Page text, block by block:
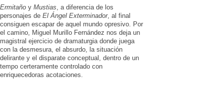
Ermitaño y Mustias , a diferencia de los
personajes de El Ángel Exterminador, al final
consiguen escapar de aquel mundo opresivo. Por
el camino, Miguel Murillo Fernández nos deja un
magistral ejercicio de dramaturgia donde juega
con la desmesura, el absurdo, la situación
delirante y el disparate conceptual, dentro de un
tempo certeramente controlado con
enriquecedoras acotaciones.